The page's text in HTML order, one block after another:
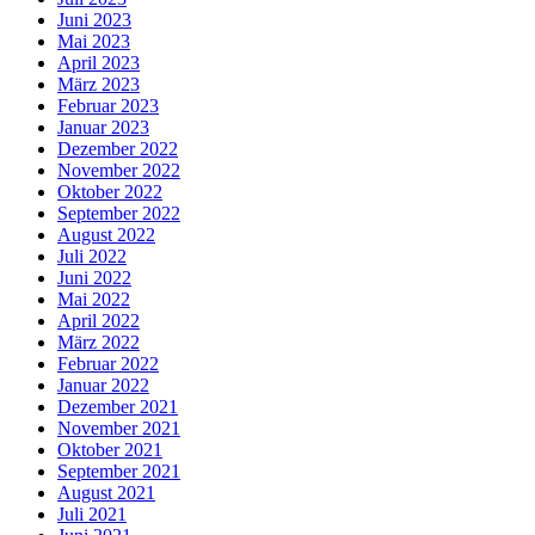
Juni 2023
Mai 2023
April 2023
März 2023
Februar 2023
Januar 2023
Dezember 2022
November 2022
Oktober 2022
September 2022
August 2022
Juli 2022
Juni 2022
Mai 2022
April 2022
März 2022
Februar 2022
Januar 2022
Dezember 2021
November 2021
Oktober 2021
September 2021
August 2021
Juli 2021